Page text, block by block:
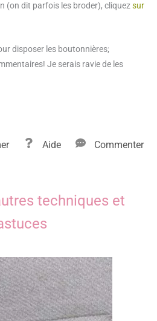
(on dit parfois les broder), cliquezsur
disposer les boutonnières;
Je serais ravie de les
Aide Commenter
techniques et